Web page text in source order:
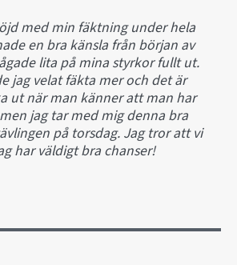
med min fäktning under hela
en bra känsla från början av
lita på mina styrkor fullt ut.
jag velat fäkta mer och det är
ut när man känner att man har
jag tar med mig denna bra
på torsdag. Jag tror att vi
har väldigt bra chanser!